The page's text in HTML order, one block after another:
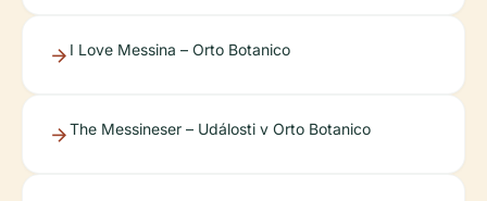
I Love Messina – Orto Botanico
The Messineser – Události v Orto Botanico